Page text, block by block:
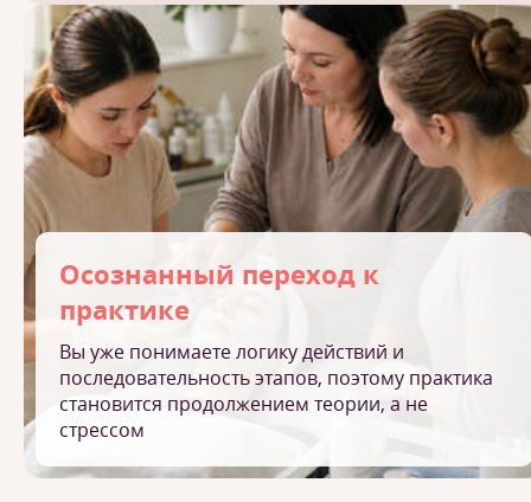
Осознанный переход к
практике
Вы уже понимаете логику действий и
последовательность этапов, поэтому практика
становится продолжением теории, а не
стрессом